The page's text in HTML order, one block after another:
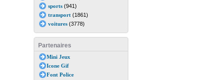
sports(941)
transport(1861)
voitures(3778)
Partenaires
Mini Jeux
Icone Gif
Font Police